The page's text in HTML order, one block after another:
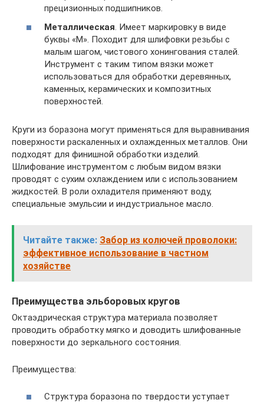
прецизионных подшипников.
Металлическая . Имеет маркировку в виде
буквы «М». Походит для шлифовки резьбы с
малым шагом, чистового хонингования сталей.
Инструмент с таким типом вязки может
использоваться для обработки деревянных,
каменных, керамических и композитных
поверхностей.
Круги из боразона могут применяться для выравнивания
поверхности раскаленных и охлажденных металлов. Они
подходят для финишной обработки изделий.
Шлифование инструментом с любым видом вязки
проводят с сухим охлаждением или с использованием
жидкостей. В роли охладителя применяют воду,
специальные эмульсии и индустриальное масло.
Читайте также: Забор из колючей проволоки:
эффективное использование в частном
хозяйстве
Преимущества эльборовых кругов
Октаэдрическая структура материала позволяет
проводить обработку мягко и доводить шлифованные
поверхности до зеркального состояния.
Преимущества:
Структура боразона по твердости уступает